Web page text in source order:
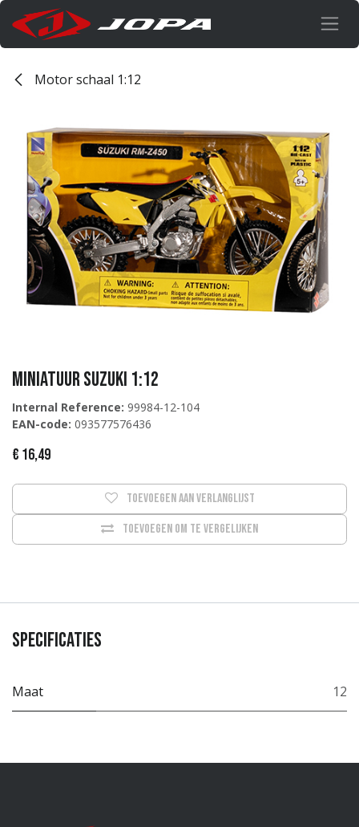
Overslaan naar inhoud
Motor schaal 1:12
Miniatuur Suzuki 1:12
Internal Reference: 99984-12-104
EAN-code: 093577576436
€ 16,49
Toevoegen om te vergelijken
Toevoegen aan verlanglijst
Specificaties
Maat 12